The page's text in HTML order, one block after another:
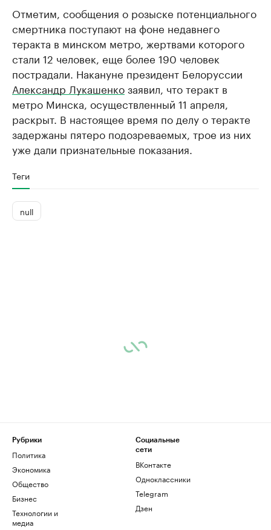
Отметим, сообщения о розыске потенциального
смертника поступают на фоне недавнего
теракта в минском метро, жертвами которого
стали 12 человек, еще более 190 человек
пострадали. Накануне президент Белоруссии
Александр Лукашенкозаявил, что теракт в
метро Минска, осуществленный 11 апреля,
раскрыт. В настоящее время по делу о теракте
задержаны пятеро подозреваемых, трое из них
уже дали признательные показания.
Теги
null
Рубрики
Политика
Экономика
Общество
Бизнес
Технологии и
медиа
Социальные
сети
ВКонтакте
Одноклассники
Telegram
Дзен